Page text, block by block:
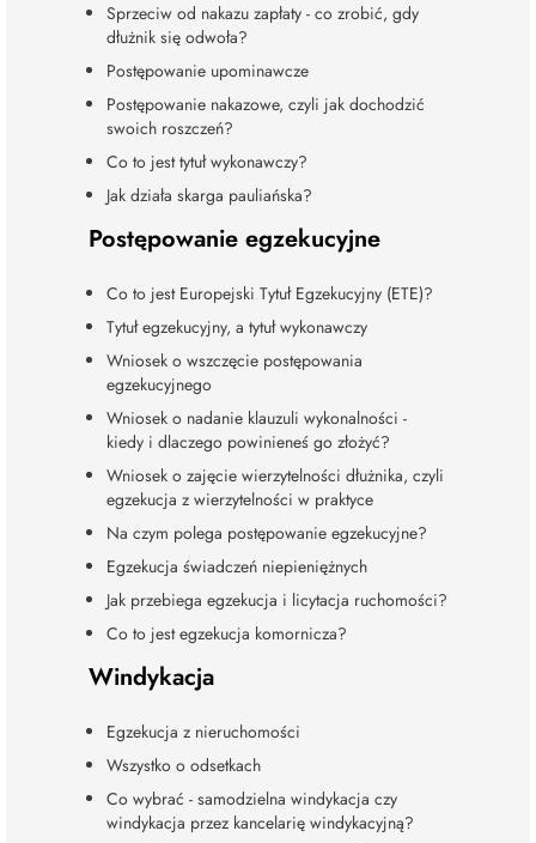
Sprzeciw od nakazu zapłaty - co zrobić, gdy
dłużnik się odwoła?
Postępowanie upominawcze
Postępowanie nakazowe, czyli jak dochodzić
swoich roszczeń?
Co to jest tytuł wykonawczy?
Jak działa skarga pauliańska?
Postępowanie egzekucyjne
Co to jest Europejski Tytuł Egzekucyjny (ETE)?
Tytuł egzekucyjny, a tytuł wykonawczy
Wniosek o wszczęcie postępowania
egzekucyjnego
Wniosek o nadanie klauzuli wykonalności -
kiedy i dlaczego powinieneś go złożyć?
Wniosek o zajęcie wierzytelności dłużnika, czyli
egzekucja z wierzytelności w praktyce
Na czym polega postępowanie egzekucyjne?
Egzekucja świadczeń niepieniężnych
Jak przebiega egzekucja i licytacja ruchomości?
Co to jest egzekucja komornicza?
Windykacja
Egzekucja z nieruchomości
Wszystko o odsetkach
Co wybrać - samodzielna windykacja czy
windykacja przez kancelarię windykacyjną?